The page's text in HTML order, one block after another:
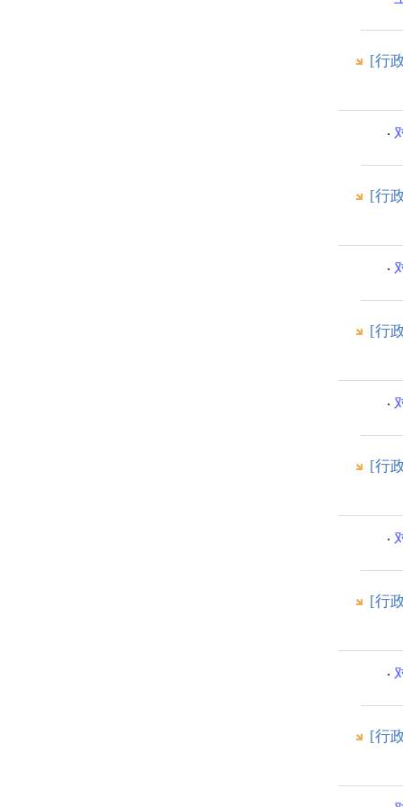
[行
[行
[行
[行
[行
[行